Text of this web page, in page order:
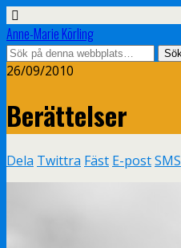
Anne-Marie Körling
26/09/2010
Berättelser
Dela Twittra Fäst E-postSMS